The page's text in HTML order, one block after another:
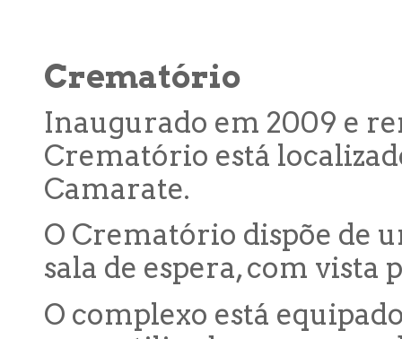
Crematório
Inaugurado em 2009 e
Crematório está
Camarate.
O Crematório dispõe de
sala de espera, com vista
O complexo está